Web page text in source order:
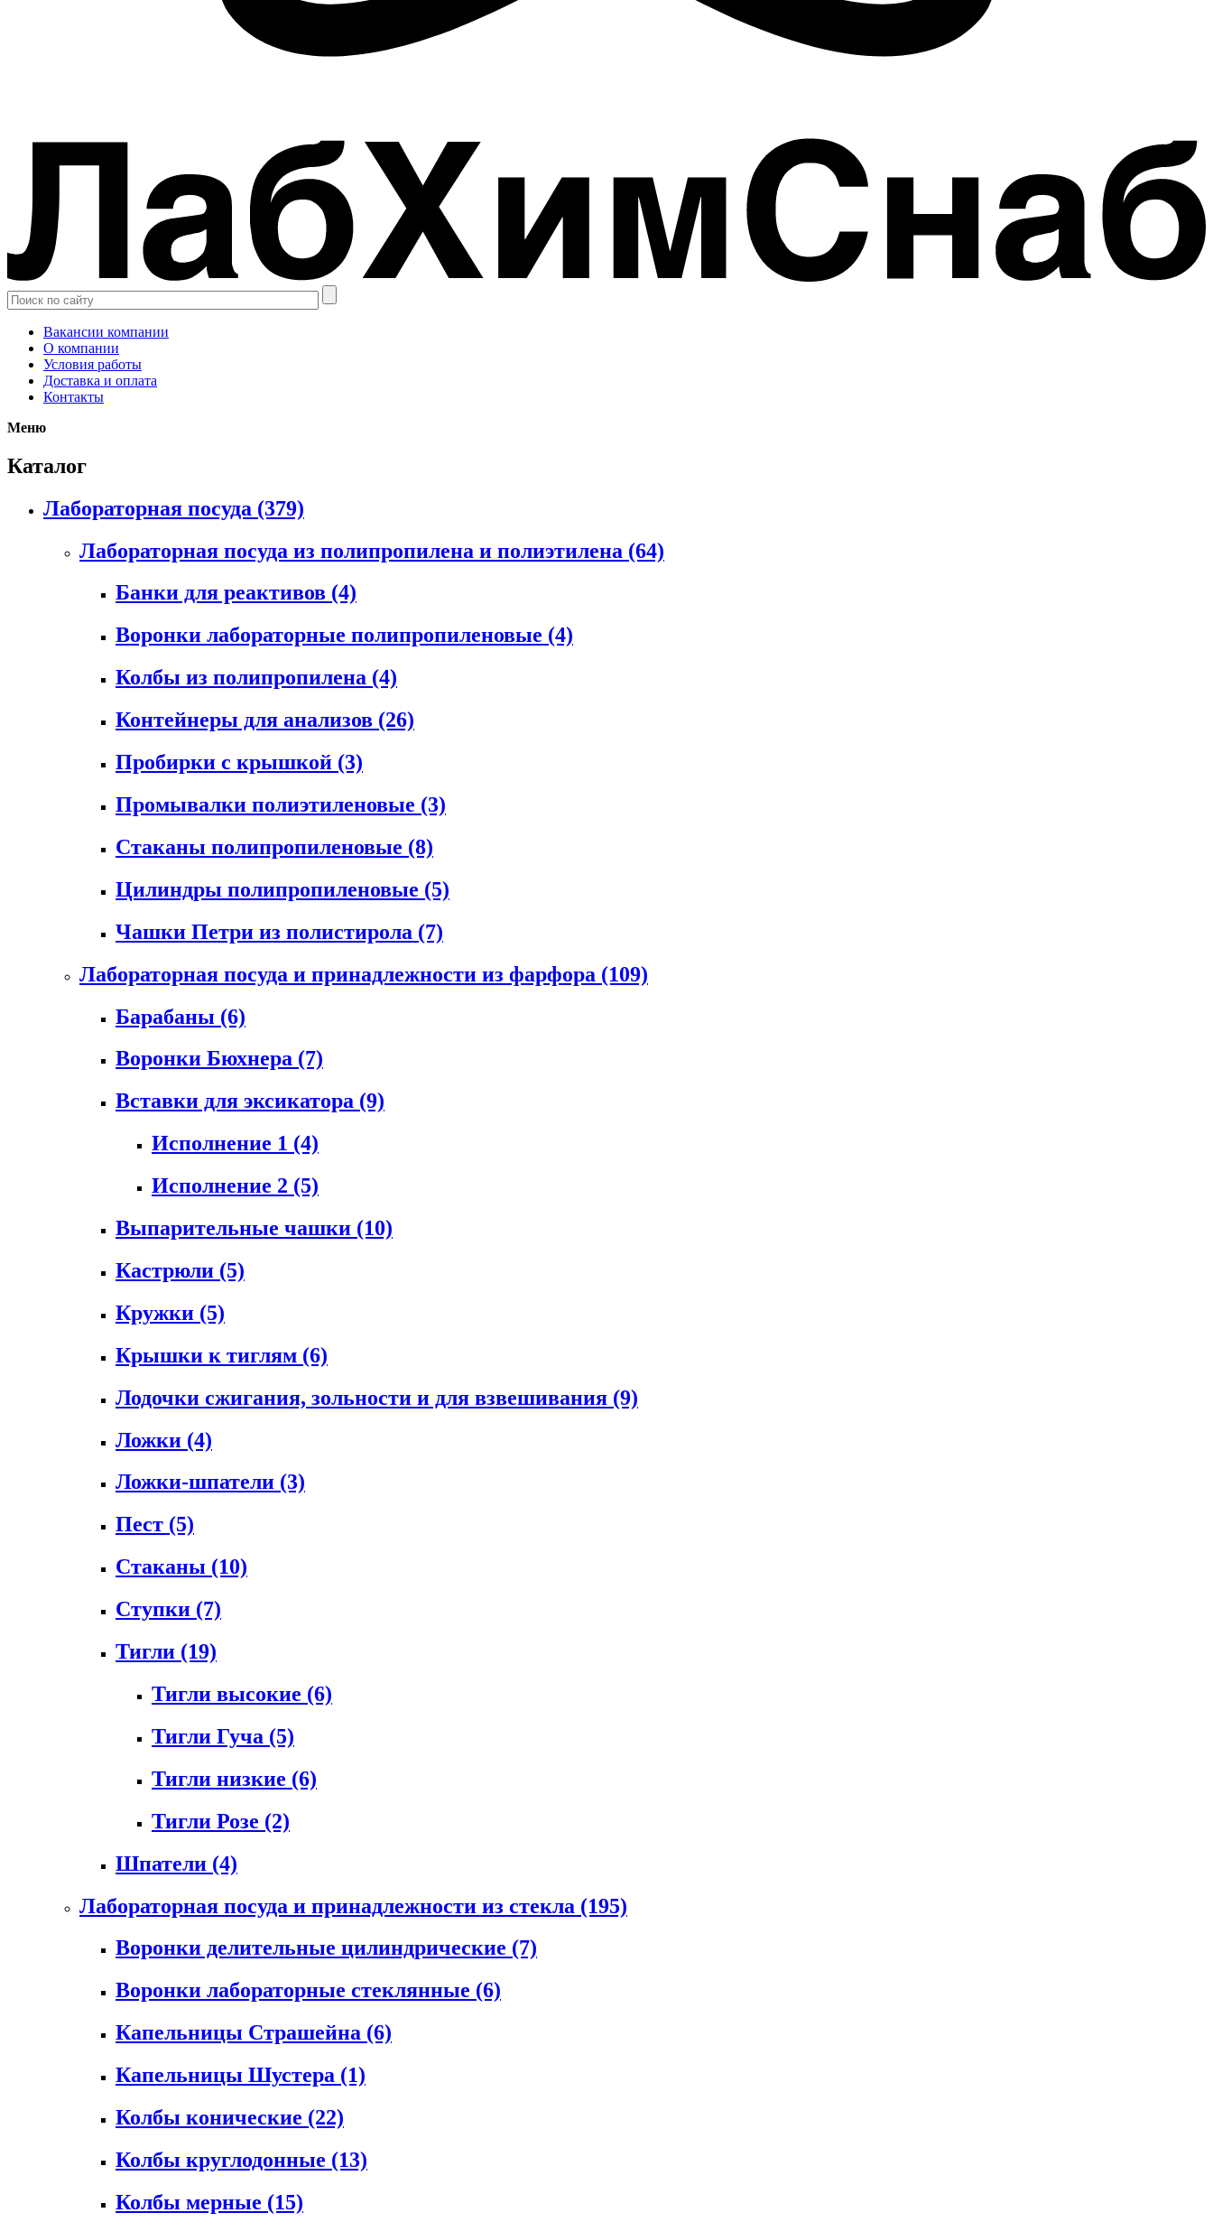
Вакансии компании
О компании
Условия работы
Доставка и оплата
Контакты
Меню
Каталог
Лабораторная посуда (379)
Лабораторная посуда из полипропилена и полиэтилена (64)
Банки для реактивов (4)
Воронки лабораторные полипропиленовые (4)
Колбы из полипропилена (4)
Контейнеры для анализов (26)
Пробирки с крышкой (3)
Промывалки полиэтиленовые (3)
Стаканы полипропиленовые (8)
Цилиндры полипропиленовые (5)
Чашки Петри из полистирола (7)
Лабораторная посуда и принадлежности из фарфора (109)
Барабаны (6)
Воронки Бюхнера (7)
Вставки для эксикатора (9)
Исполнение 1 (4)
Исполнение 2 (5)
Выпарительные чашки (10)
Кастрюли (5)
Кружки (5)
Крышки к тиглям (6)
Лодочки сжигания, зольности и для взвешивания (9)
Ложки (4)
Ложки-шпатели (3)
Пест (5)
Стаканы (10)
Ступки (7)
Тигли (19)
Тигли высокие (6)
Тигли Гуча (5)
Тигли низкие (6)
Тигли Розе (2)
Шпатели (4)
Лабораторная посуда и принадлежности из стекла (195)
Воронки делительные цилиндрические (7)
Воронки лабораторные стеклянные (6)
Капельницы Страшейна (6)
Капельницы Шустера (1)
Колбы конические (22)
Колбы круглодонные (13)
Колбы мерные (15)